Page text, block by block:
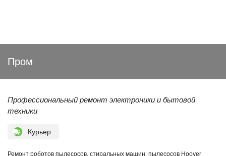
Пром
Профессиональный ремонт электроники и бытовой
техники
Курьер
Ремонт роботов пылесосов, стиральных машин, пылесосов Hoover